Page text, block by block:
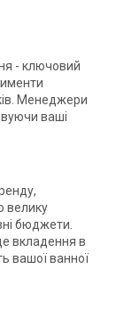
- ключовий
Менеджери
ваші
велику
бюджети.
вкладення в
вашої ванної